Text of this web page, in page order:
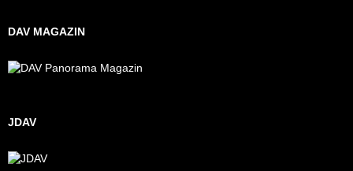
DAV MAGAZIN
JDAV